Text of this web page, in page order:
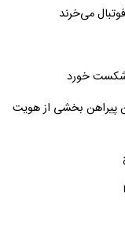
می‌خرند
شکست خورد
پیراهن بخشی از هویت